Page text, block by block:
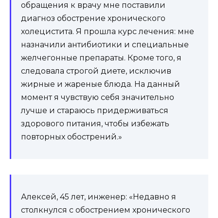
обращения к врачу мне поставили
диагноз обострение хронического
холецистита. Я прошла курс лечения: мне
назначили антибиотики и специальные
желчегонные препараты. Кроме того, я
следовала строгой диете, исключив
жирные и жареные блюда. На данный
момент я чувствую себя значительно
лучше и стараюсь придерживаться
здорового питания, чтобы избежать
повторных обострений.»
Алексей, 45 лет, инженер: «Недавно я
столкнулся с обострением хронического